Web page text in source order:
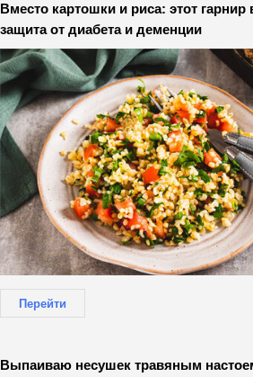
Вместо картошки и риса: этот гарнир
защита от диабета и деменции
Перейти
Выпаиваю несушек травяным